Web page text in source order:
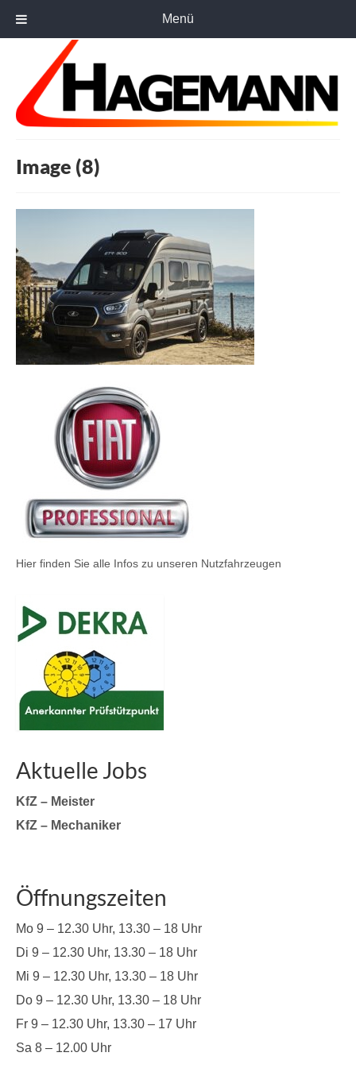
Image (8)
Hier finden Sie alle Infos zu unseren Nutzfahrzeugen
Aktuelle Jobs
KfZ – Meister
KfZ – Mechaniker
Öffnungszeiten
Mo 9 – 12.30 Uhr, 13.30 – 18 Uhr
Di 9 – 12.30 Uhr, 13.30 – 18 Uhr
Mi 9 – 12.30 Uhr, 13.30 – 18 Uhr
Do 9 – 12.30 Uhr, 13.30 – 18 Uhr
Fr 9 – 12.30 Uhr, 13.30 – 17 Uhr
Sa 8 – 12.00 Uhr
Menü